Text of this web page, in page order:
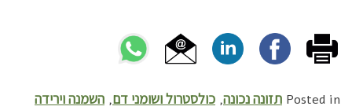
Posted in תזונה נכונה, כולסטרול ושומני דם, השמנה וירידה